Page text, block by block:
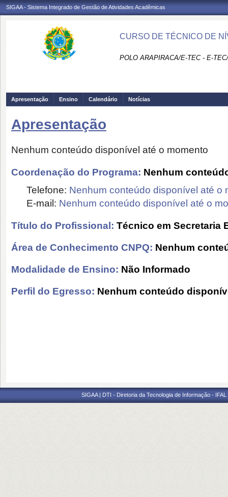
SIGAA - Sistema Integrado de Gestão de Atividades Acadêmicas
CURSO DE TÉCNICO DE
POLO ARAPIRACA/E-TEC - E-
Apresentação Ensino Calendário Notícias
Apresentação
Nenhum conteúdo disponível até o momento
Coordenação do Programa: Nenhum
Telefone: Nenhum conteúdo disponível até o
E-mail: Nenhum conteúdo disponível até o
Título do Profissional: Técnico em Secretaria
Área de Conhecimento CNPQ: Nenhum
Modalidade de Ensino: Não Informado
Perfil do Egresso: Nenhum conteúdo
SIGAA | DTI - Diretoria da Tecnologia de Informação -